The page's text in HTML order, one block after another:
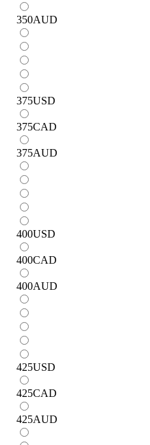
350AUD
375USD
375CAD
375AUD
400USD
400CAD
400AUD
425USD
425CAD
425AUD